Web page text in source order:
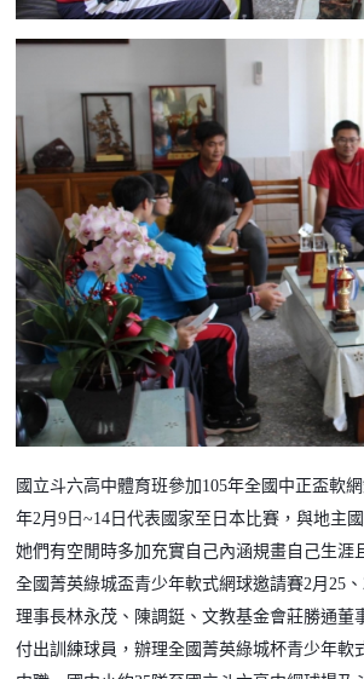
國立斗六高中體育班參加 105年全國中正盃軟
年2月 9 日 ~14 日代表國家至日本比賽，與地主
她們有空閒時多加充實自己內涵規畫自己生
全國菁英綠城盃青少年軟式網球邀請賽2月 25 、
理事長林永茂、陳調鋌、文教基金會莊勝通
付出訓練球員，辦理全國菁英綠城杯青少年